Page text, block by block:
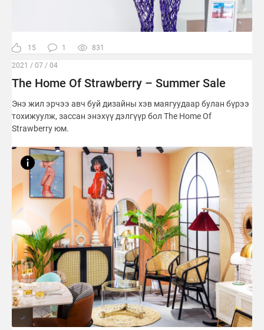
15 1 831
2021 / 07 / 04
The Home Of Strawberry – Summer Sale
Энэ жил эрчээ авч буй дизайны хэв маягуудаар булан бүрээ
тохижуулж, зассан энэхүү дэлгүүр бол The Home Of
Strawberry юм.